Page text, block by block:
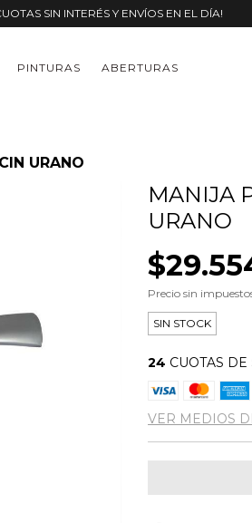
SIN INTERÉS Y ENVÍOS EN EL DÍA!
PINTURAS ABERTURAS
URANO
MANIJA
URANO
Precio sin
SIN STOCK
24 CUOTAS DE
VER MEDIOS